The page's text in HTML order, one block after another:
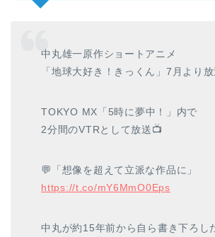
中丸雄一原作ショートアニメ
「地球大好き！きっくん」7月より
TOKYO MX「5時に夢中！」内で
2分間のVTRとして放送📺️
💬「想像を超えて立派な作品に」
https://t.co/mY6MmO0Eps
中丸が約15年前から自ら書き下ろし